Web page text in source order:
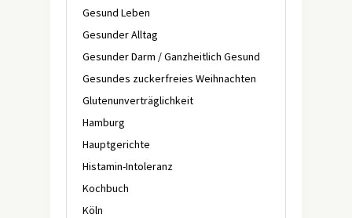
Gesund Leben
Gesunder Alltag
Gesunder Darm / Ganzheitlich Gesund
Gesundes zuckerfreies Weihnachten
Glutenunverträglichkeit
Hamburg
Hauptgerichte
Histamin-Intoleranz
Kochbuch
Köln